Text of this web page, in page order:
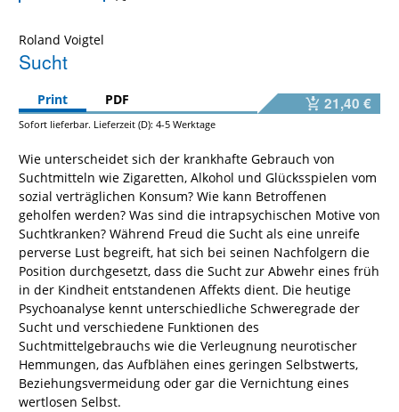
Roland Voigtel
Sucht
Print PDF 21,40 €
Sofort lieferbar. Lieferzeit (D): 4-5 Werktage
Wie unterscheidet sich der krankhafte Gebrauch von
Suchtmitteln wie Zigaretten, Alkohol und Glücksspielen vom
sozial verträglichen Konsum? Wie kann Betroffenen
geholfen werden? Was sind die intrapsychischen Motive von
Suchtkranken? Während Freud die Sucht als eine unreife
perverse Lust begreift, hat sich bei seinen Nachfolgern die
Position durchgesetzt, dass die Sucht zur Abwehr eines früh
in der Kindheit entstandenen Affekts dient. Die heutige
Psychoanalyse kennt unterschiedliche Schweregrade der
Sucht und verschiedene Funktionen des
Suchtmittelgebrauchs wie die Verleugnung neurotischer
Hemmungen, das Aufblähen eines geringen Selbstwerts,
Beziehungsvermeidung oder gar die Vernichtung eines
wertlosen Selbst.